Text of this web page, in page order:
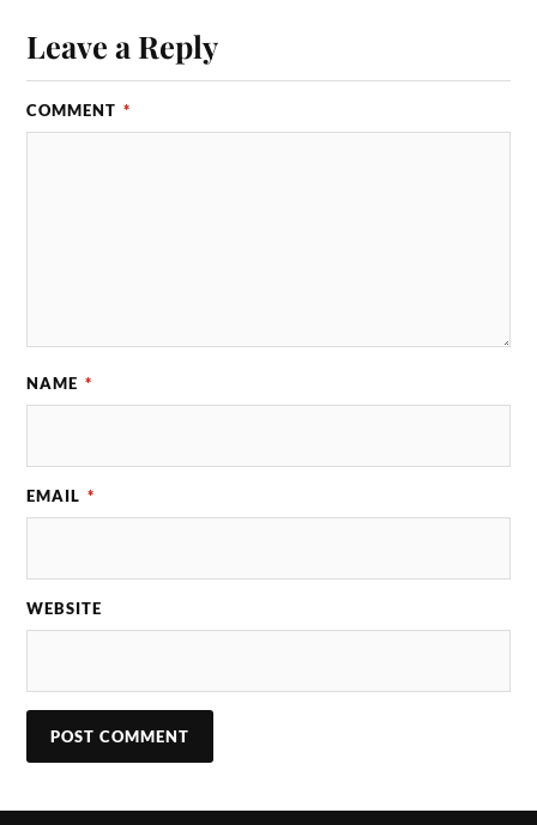
Leave a Reply
COMMENT *
NAME *
EMAIL *
WEBSITE